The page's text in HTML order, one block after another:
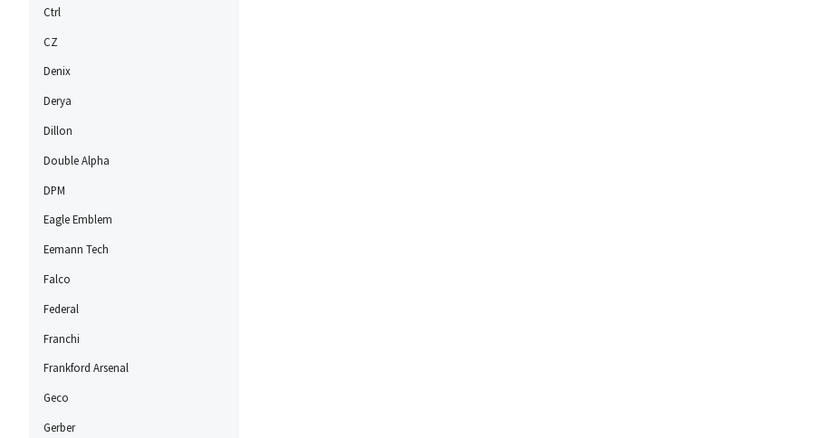
Ctrl
CZ
Denix
Derya
Dillon
Double Alpha
DPM
Eagle Emblem
Eemann Tech
Falco
Federal
Franchi
Frankford Arsenal
Geco
Gerber